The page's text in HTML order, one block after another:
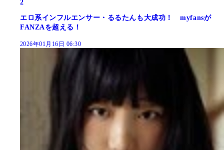
2
エロ系インフルエンサー・るるたんも大成功！ myfansが
FANZAを超える！
2026年01月16日 06:30